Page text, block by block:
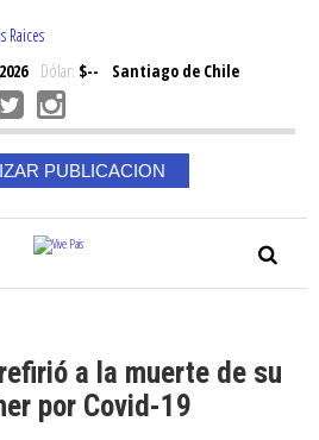
Raices
Dólar: $--
Santiago de Chile
PUBLICACION
a la muerte de su
por Covid-19